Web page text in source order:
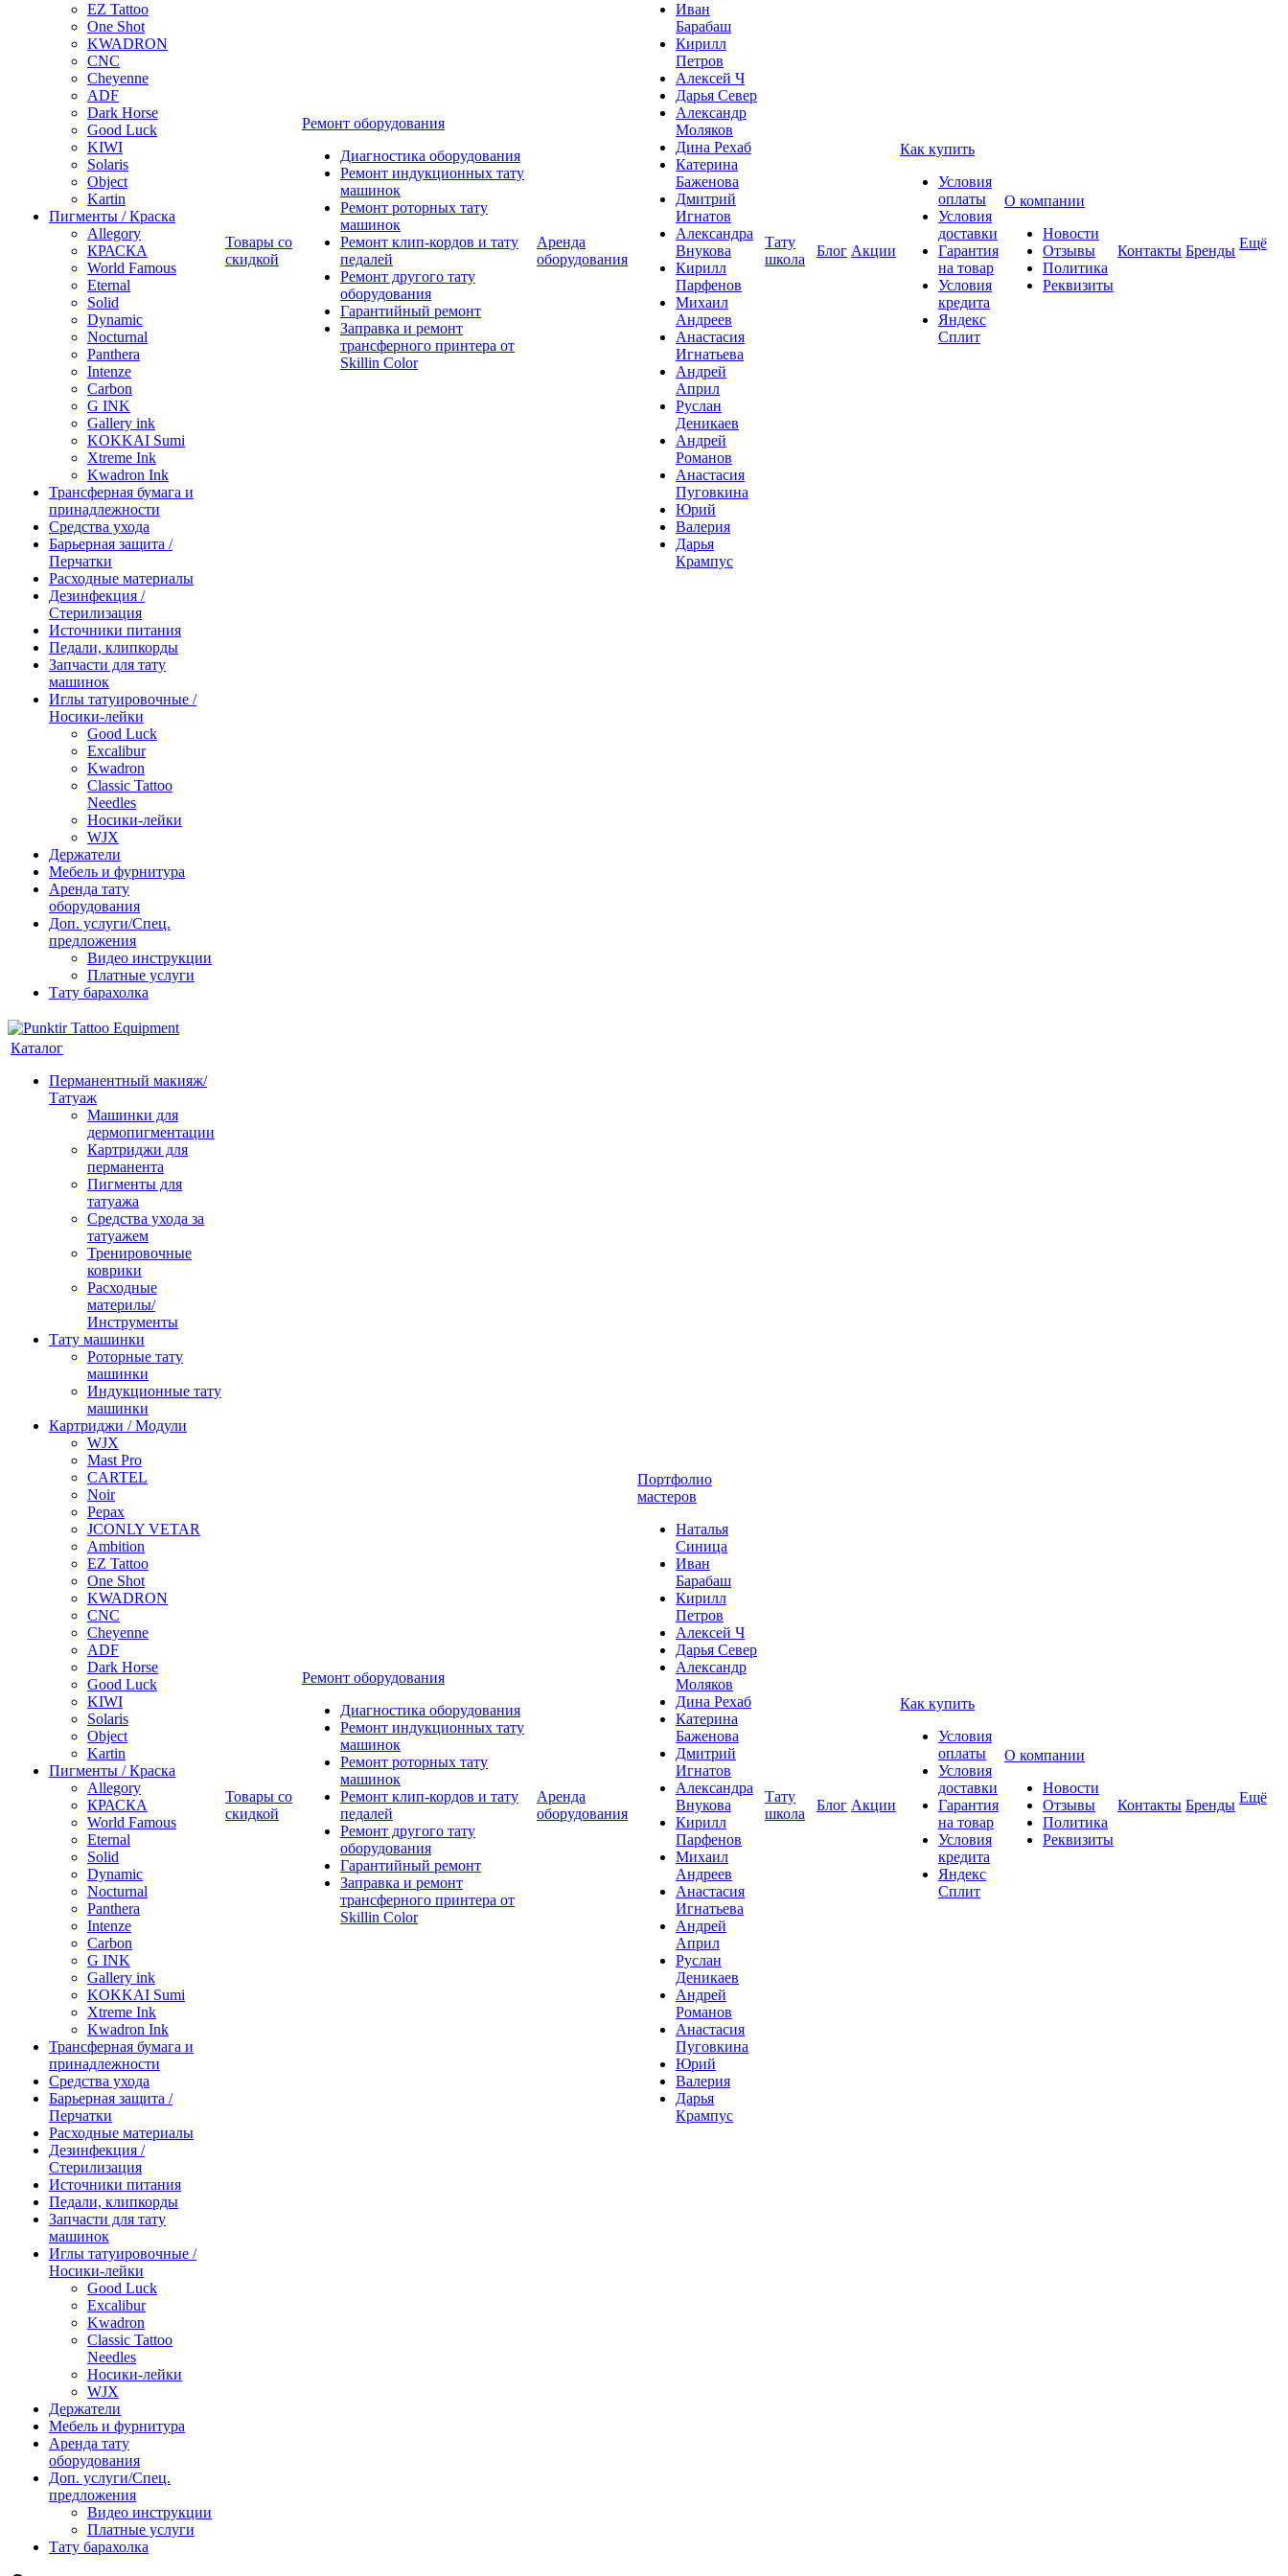
EZ Tattoo
One Shot
KWADRON
CNC
Cheyenne
ADF
Dark Horse
Good Luck
KIWI
Solaris
Object
Kartin
Пигменты / Краска
Allegory
КРАСКА
World Famous
Eternal
Solid
Dynamic
Nocturnal
Panthera
Intenze
Carbon
G INK
Gallery ink
KOKKAI Sumi
Xtreme Ink
Kwadron Ink
Трансферная бумага и
принадлежности
Средства ухода
Барьерная защита /
Перчатки
Расходные материалы
Дезинфекция /
Стерилизация
Источники питания
Педали, клипкорды
Запчасти для тату
машинок
Иглы татуировочные /
Носики-лейки
Good Luck
Excalibur
Kwadron
Classic Tattoo
Needles
Носики-лейки
WJX
Держатели
Мебель и фурнитура
Аренда тату
оборудования
Доп. услуги/Спец.
предложения
Видео инструкции
Платные услуги
Тату барахолка
Товары со
скидкой
Ремонт оборудования
Диагностика оборудования
Ремонт индукционных тату
машинок
Ремонт роторных тату
машинок
Ремонт клип-кордов и тату
педалей
Ремонт другого тату
оборудования
Гарантийный ремонт
Заправка и ремонт
трансферного принтера от
Skillin Color
Аренда
оборудования
Иван
Барабаш
Кирилл
Петров
Алексей Ч
Дарья Север
Александр
Моляков
Дина Рехаб
Катерина
Баженова
Дмитрий
Игнатов
Александра
Внукова
Кирилл
Парфенов
Михаил
Андреев
Анастасия
Игнатьева
Андрей
Април
Руслан
Деникаев
Андрей
Романов
Анастасия
Пуговкина
Юрий
Валерия
Дарья
Крампус
Тату
школа
Блог Акции
Как купить
Условия
оплаты
Условия
доставки
Гарантия
на товар
Условия
кредита
Яндекс
Сплит
О компании
Новости
Отзывы
Политика
Реквизиты
Контакты Бренды Ещё
Каталог
Перманентный макияж/
Татуаж
Машинки для
дермопигментации
Картриджи для
перманента
Пигменты для
татуажа
Средства ухода за
татуажем
Тренировочные
коврики
Расходные
материлы/
Инструменты
Тату машинки
Роторные тату
машинки
Индукционные тату
машинки
Картриджи / Модули
WJX
Mast Pro
CARTEL
Noir
Pepax
JCONLY VETAR
Ambition
EZ Tattoo
One Shot
KWADRON
CNC
Cheyenne
ADF
Dark Horse
Good Luck
KIWI
Solaris
Object
Kartin
Пигменты / Краска
Allegory
КРАСКА
World Famous
Eternal
Solid
Dynamic
Nocturnal
Panthera
Intenze
Carbon
G INK
Gallery ink
KOKKAI Sumi
Xtreme Ink
Kwadron Ink
Трансферная бумага и
принадлежности
Средства ухода
Барьерная защита /
Перчатки
Расходные материалы
Дезинфекция /
Стерилизация
Источники питания
Педали, клипкорды
Запчасти для тату
машинок
Иглы татуировочные /
Носики-лейки
Good Luck
Excalibur
Kwadron
Classic Tattoo
Needles
Носики-лейки
WJX
Держатели
Мебель и фурнитура
Аренда тату
оборудования
Доп. услуги/Спец.
предложения
Видео инструкции
Платные услуги
Тату барахолка
Товары со
скидкой
Ремонт оборудования
Диагностика оборудования
Ремонт индукционных тату
машинок
Ремонт роторных тату
машинок
Ремонт клип-кордов и тату
педалей
Ремонт другого тату
оборудования
Гарантийный ремонт
Заправка и ремонт
трансферного принтера от
Skillin Color
Аренда
оборудования
Портфолио
мастеров
Наталья
Синица
Иван
Барабаш
Кирилл
Петров
Алексей Ч
Дарья Север
Александр
Моляков
Дина Рехаб
Катерина
Баженова
Дмитрий
Игнатов
Александра
Внукова
Кирилл
Парфенов
Михаил
Андреев
Анастасия
Игнатьева
Андрей
Април
Руслан
Деникаев
Андрей
Романов
Анастасия
Пуговкина
Юрий
Валерия
Дарья
Крампус
Тату
школа
Блог Акции
Как купить
Условия
оплаты
Условия
доставки
Гарантия
на товар
Условия
кредита
Яндекс
Сплит
О компании
Новости
Отзывы
Политика
Реквизиты
Контакты Бренды Ещё